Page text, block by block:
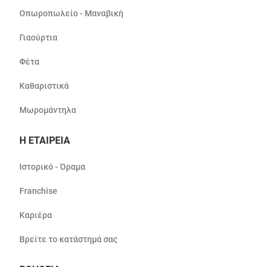
Οπωροπωλείο - Μαναβική
Γιαούρτια
Φέτα
Καθαριστικά
Μωρομάντηλα
Η ΕΤΑΙΡΕΙΑ
Ιστορικό - Όραμα
Franchise
Καριέρα
Βρείτε το κατάστημά σας